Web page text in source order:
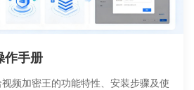
作手册
频加密王的功能特性、安装步骤及使